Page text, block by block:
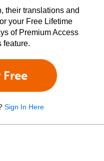
their translations and
your Free Lifetime
of Premium Access
feature.
Sign In Here